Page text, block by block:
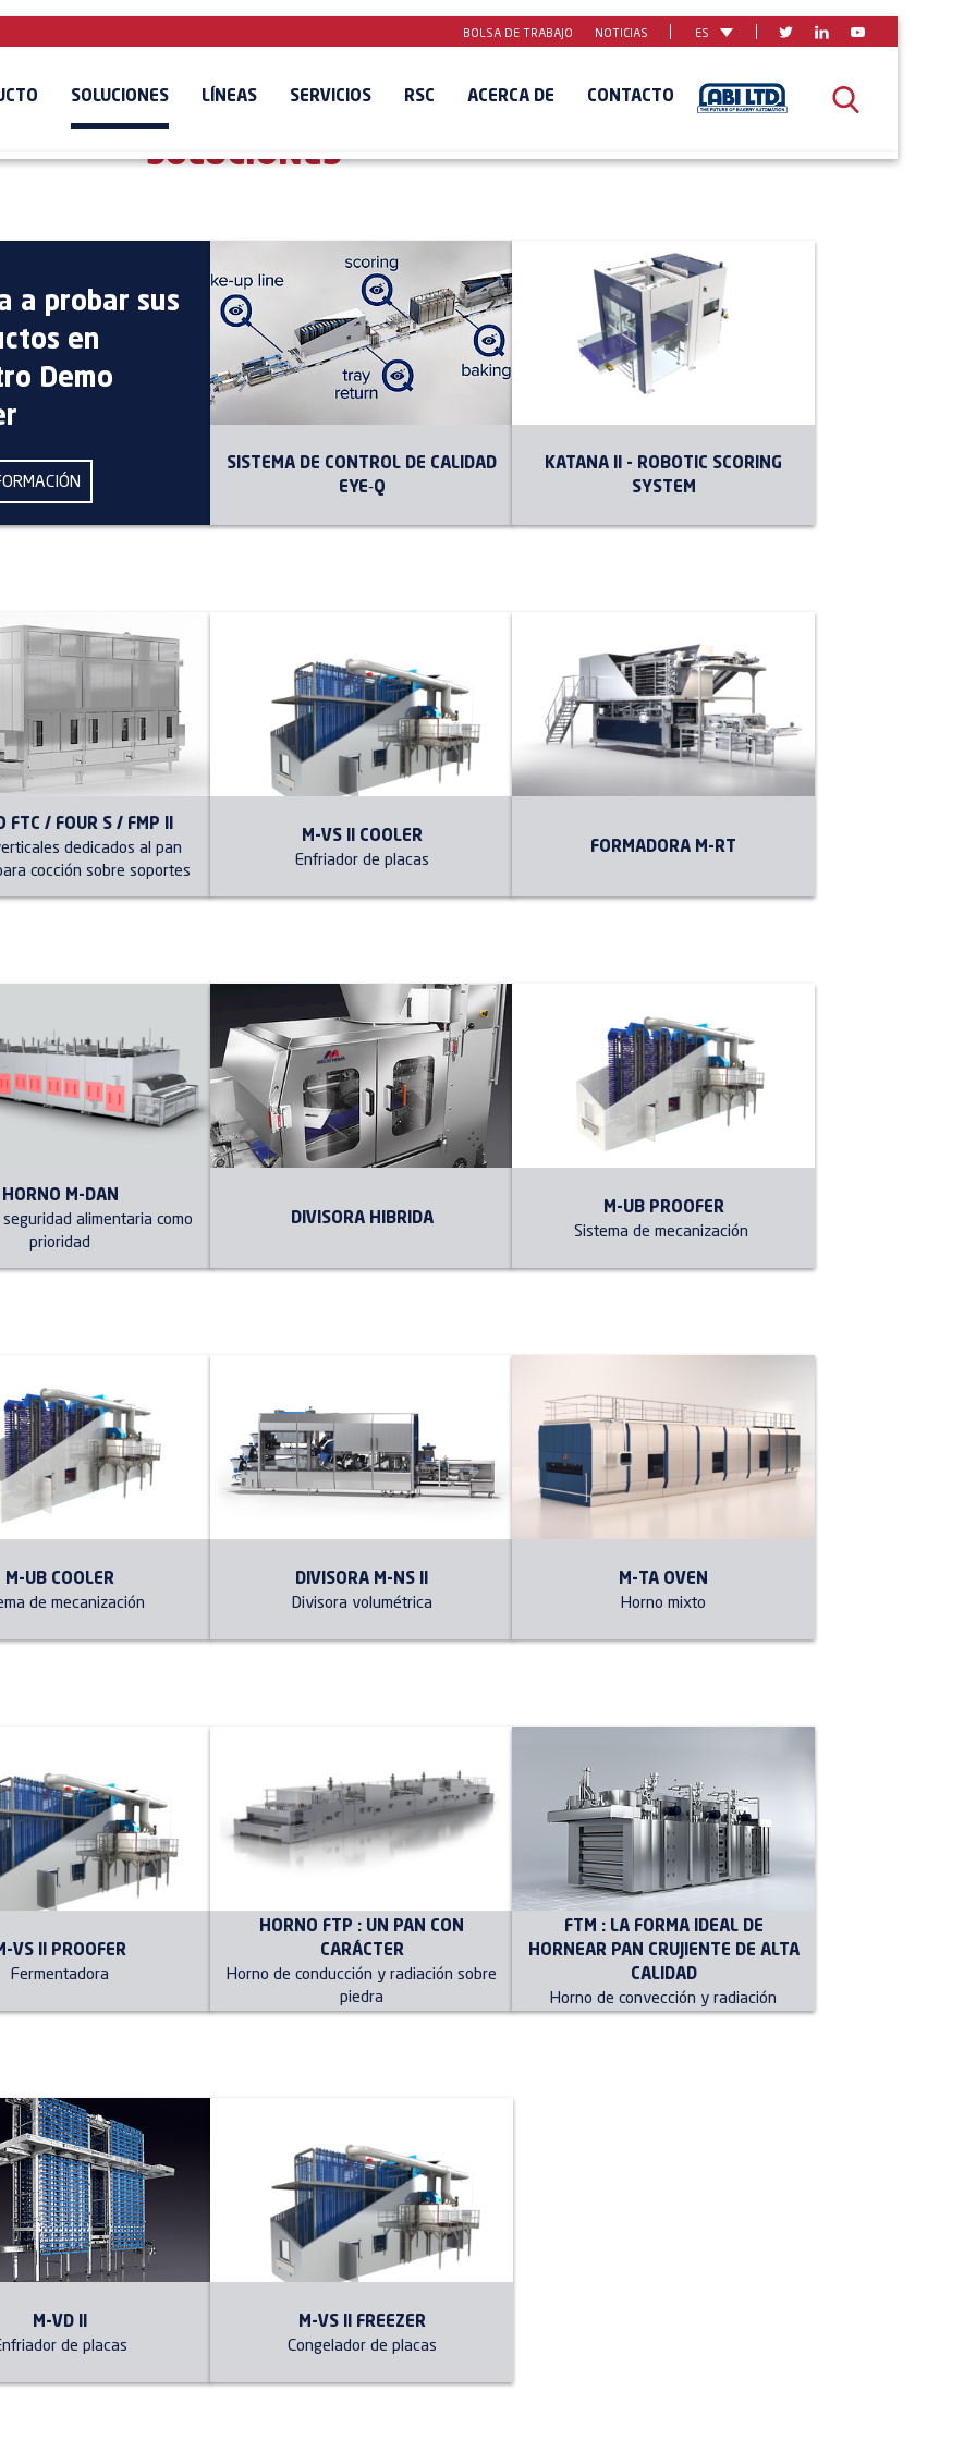
BOLSA DE TRABAJO NOTICIAS ES
SOLUCIONES LÍNEAS SERVICIOS RSC ACERCA DE CONTACTO
SOLUCIONES
a probar sus
en
Demo
SISTEMA DE CONTROL DE CALIDAD
EYE‑Q
KATANA II - ROBOTIC SCORING
SYSTEM
FTC / FOUR S / FMP II
dedicados al pan
cocción sobre soportes
M-VS II COOLER
Enfriador de placas
FORMADORA M-RT
HORNO M-DAN
alimentaria como
prioridad
DIVISORA HIBRIDA
M-UB PROOFER
Sistema de mecanización
M-UB COOLER
de mecanización
DIVISORA M-NS II
Divisora volumétrica
M-TA OVEN
Horno mixto
VS II PROOFER
Fermentadora
HORNO FTP : UN PAN CON
CARÁCTER
Horno de conducción y radiación sobre
piedra
FTM : LA FORMA IDEAL DE
HORNEAR PAN CRUJIENTE DE ALTA
CALIDAD
Horno de convección y radiación
M-VD II
de placas
M-VS II FREEZER
Congelador de placas